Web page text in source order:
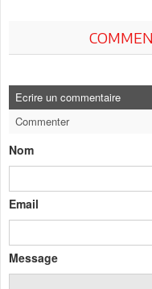
Ecrire un commentaire
Commenter
Nom
Email
Message